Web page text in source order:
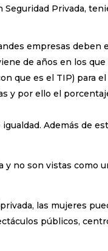
Privada,
empresas
de años en los
que es el TIP) para
y por ello el
Además de
no son vistas como
las mujeres
públicos,